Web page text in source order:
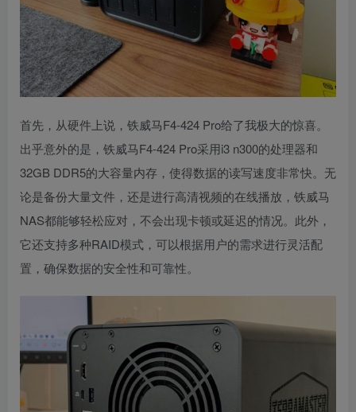
首先，从硬件上说，铁威马F4-424 Pro给了我极大的惊喜。
出乎意外的是，铁威马F4-424 Pro采用i3 n300的处理器和
32GB DDR5的大容量内存，使得数据的读写速度非常快。无
论是备份大量文件，还是进行高清视频的在线播放，铁威马
NAS都能够轻松应对，不会出现卡顿或延迟的情况。此外，
它还支持多种RAID模式，可以根据用户的需求进行灵活配
置，确保数据的安全性和可靠性。